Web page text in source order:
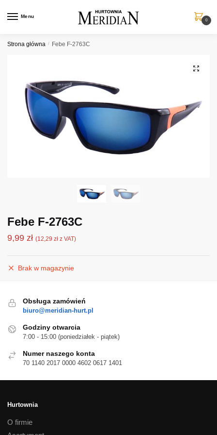
Menu
0
Strona główna / Febe F-2763C
Febe F-2763C
9,99 zł (12,29 zł z VAT)
Brak w magazynie
Obsługa zamówień
biuro@meridian-hurt.pl
Godziny otwarcia
7:00 - 15:00 (poniedziałek - piątek)
Numer naszego konta
70 1140 2017 0000 4602 0617 1401
Hurtownia
O firmie